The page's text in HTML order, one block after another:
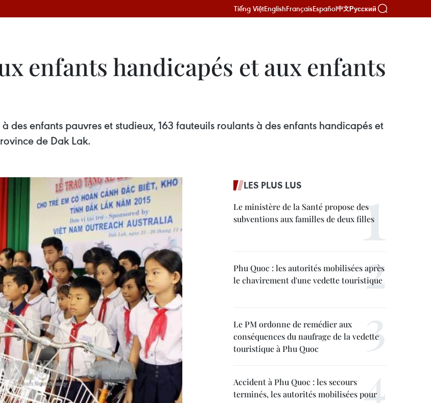
Tiếng ViệtEnglishFrançaisEspañol中文Русский
enfants handicapés et aux enfants
des enfants pauvres et studieux, 163 fauteuils roulants à des enfants handicapés et
de Dak Lak.
LES PLUS LUS
Le ministère de la Santé propose des
subventions aux familles de deux filles
Phu Quoc : les autorités mobilisées après
le chavirement d'une vedette touristique
Le PM ordonne de remédier aux
conséquences du naufrage de la vedette
touristique à Phu Quoc
Accident à Phu Quoc : les secours
terminés, les autorités mobilisées pour